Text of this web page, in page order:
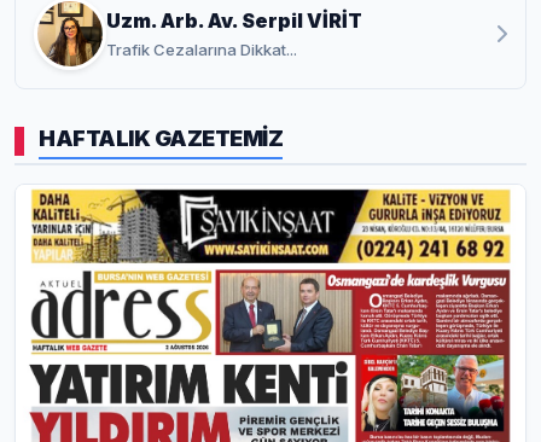
Uzm. Arb. Av. Serpil VİRİT
Trafik Cezalarına Dikkat...
HAFTALIK GAZETEMİZ